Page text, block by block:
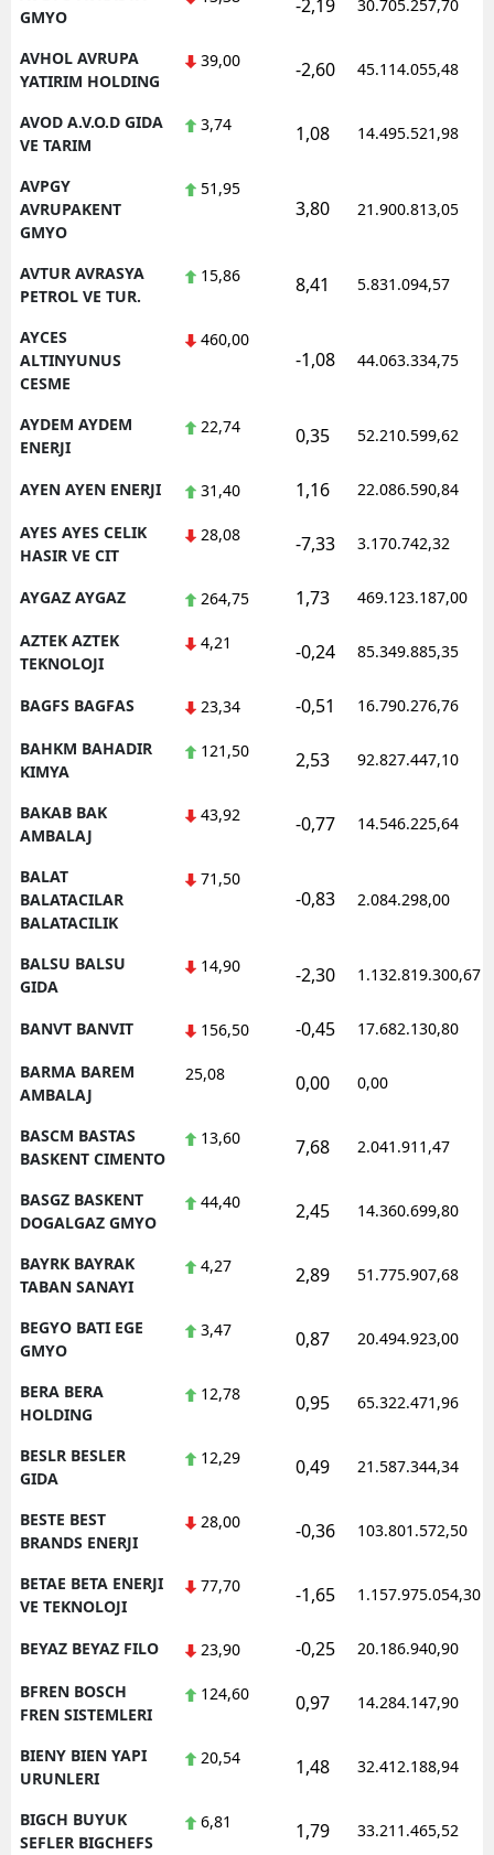
GMYO
-2,19 30.705.257,70
AVHOL AVRUPA
YATIRIM HOLDING
39,00 -2,60 45.114.055,48
AVOD A.V.O.D GIDA
VE TARIM
3,74 1,08 14.495.521,98
AVPGY
AVRUPAKENT
GMYO
51,95
3,80 21.900.813,05
AVTUR AVRASYA
PETROL VE TUR.
15,86 8,41 5.831.094,57
AYCES
ALTINYUNUS
CESME
460,00
-1,08 44.063.334,75
AYDEM AYDEM
ENERJI
22,74 0,35 52.210.599,62
AYEN AYEN ENERJI 31,40 1,16 22.086.590,84
AYES AYES CELIK
HASIR VE CIT
28,08 -7,33 3.170.742,32
AYGAZ AYGAZ 264,75 1,73 469.123.187,00
AZTEK AZTEK
TEKNOLOJI
4,21 -0,24 85.349.885,35
BAGFS BAGFAS 23,34 -0,51 16.790.276,76
BAHKM BAHADIR
KIMYA
121,50 2,53 92.827.447,10
BAKAB BAK
AMBALAJ
43,92 -0,77 14.546.225,64
BALAT
BALATACILAR
BALATACILIK
71,50
-0,83 2.084.298,00
BALSU BALSU
GIDA
14,90 -2,30 1.132.819.300,67
BANVT BANVIT 156,50 -0,45 17.682.130,80
BARMA BAREM
AMBALAJ
25,08 0,00 0,00
BASCM BASTAS
BASKENT CIMENTO
13,60 7,68 2.041.911,47
BASGZ BASKENT
DOGALGAZ GMYO
44,40 2,45 14.360.699,80
BAYRK BAYRAK
TABAN SANAYI
4,27 2,89 51.775.907,68
BEGYO BATI EGE
GMYO
3,47 0,87 20.494.923,00
BERA BERA
HOLDING
12,78 0,95 65.322.471,96
BESLR BESLER
GIDA
12,29 0,49 21.587.344,34
BESTE BEST
BRANDS ENERJI
28,00 -0,36 103.801.572,50
BETAE BETA ENERJI
VE TEKNOLOJI
77,70 -1,65 1.157.975.054,30
BEYAZ BEYAZ FILO 23,90 -0,25 20.186.940,90
BFREN BOSCH
FREN SISTEMLERI
124,60 0,97 14.284.147,90
BIENY BIEN YAPI
URUNLERI
20,54 1,48 32.412.188,94
BIGCH BUYUK
SEFLER BIGCHEFS
6,81 1,79 33.211.465,52